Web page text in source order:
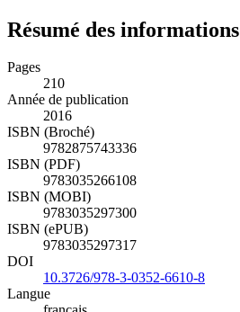
Résumé des informations
Pages
210
Année de publication
2016
ISBN (Broché)
9782875743336
ISBN (PDF)
9783035266108
ISBN (MOBI)
9783035297300
ISBN (ePUB)
9783035297317
DOI
10.3726/978-3-0352-6610-8
Langue